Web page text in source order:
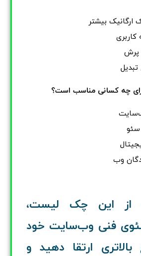
ارگانیک بیشتر
کاربری
پرش
چه کسانی مناسب است؟
وب
از این چک لیست،
فنی وب‌سایت خود
ارتقا دهید و